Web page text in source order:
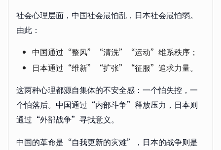
社会心理层面，中国社会最怕乱，日本社会最怕弱。
由此：
中国通过“整风”“清洗”“运动”维系秩序；
日本通过“维新”“扩张”“征服”追求力量。
这两种心理都源自集体的不安全感：一个怕失控，一
个怕落后。中国通过“内部斗争”释放压力，日本则
通过“外部战争”寻找意义。
中国的革命是“自我更新的灾难”，日本的战争则是